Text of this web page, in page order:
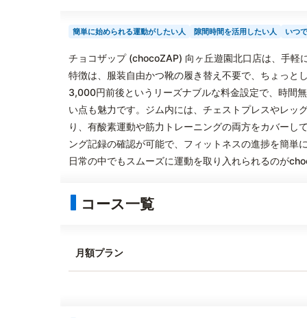
簡単に始められる運動がしたい人 隙間時間を活用したい人 いつ
チョコザップ (chocoZAP) 向ヶ丘遊園北口店は、手軽
特徴は、服装自由かつ靴の履き替え不要で、ちょっと
3,000円前後というリーズナブルな料金設定で、時間
い点も魅力です。ジム内には、チェストプレスやレッ
り、有酸素運動や筋力トレーニングの両方をカバー
ング記録の確認が可能で、フィットネスの進捗を簡単
日常の中でもスムーズに運動を取り入れられるのが
コース一覧
月額プラン